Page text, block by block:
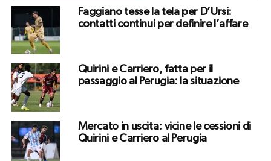
Faggiano tesse la tela per D’Ursi:
contatti continui per definire l’affare
Quirini e Carriero, fatta per il
passaggio al Perugia: la situazione
Mercato in uscita: vicine le cessioni di
Quirini e Carriero al Perugia